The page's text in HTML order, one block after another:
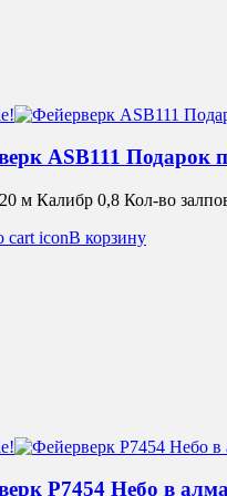
ASB111 Подарок
м Калибр 0,8 Кол-во
В корзину
Р7454 Небо в